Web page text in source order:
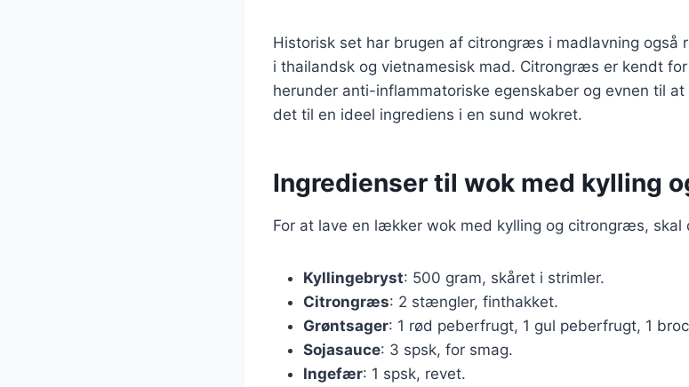
Historisk set har brugen af citrongræs i madlavning også
i thailandsk og vietnamesisk mad. Citrongræs er kendt
herunder anti-inflammatoriske egenskaber og evnen til
det til en ideel ingrediens i en sund wokret.
Ingredienser til wok med kylling
For at lave en lækker wok med kylling og citrongræs, skal
Kyllingebryst: 500 gram, skåret i strimler.
Citrongræs: 2 stængler, finthakket.
Grøntsager: 1 rød peberfrugt, 1 gul peberfrugt, 1
Sojasauce: 3 spsk, for smag.
Ingefær: 1 spsk, revet.